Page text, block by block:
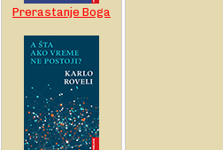
Prerastanje Boga